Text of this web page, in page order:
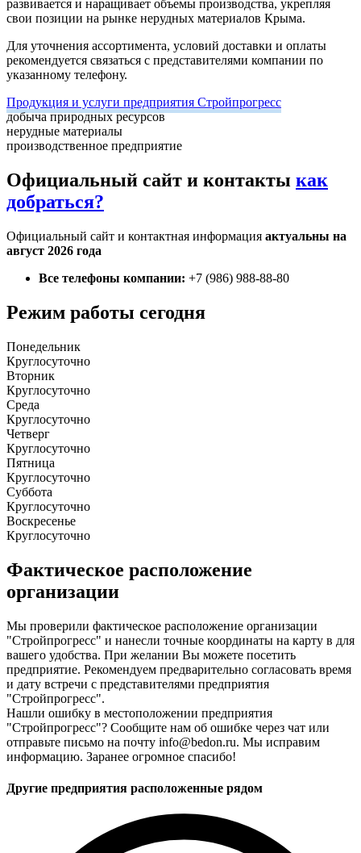
развивается и наращивает объемы производства, укрепляя
свои позиции на рынке нерудных материалов Крыма.
Для уточнения ассортимента, условий доставки и оплаты
рекомендуется связаться с представителями компании по
указанному телефону.
Продукция и услуги предприятия Стройпрогресс
добыча природных ресурсов
нерудные материалы
производственное предприятие
Официальный сайт и контакты как
добраться?
Официальный сайт и контактная информация актуальны на
август 2026 года
Все телефоны компании: +7 (986) 988-88-80
Режим работы сегодня
Понедельник
Круглосуточно
Вторник
Круглосуточно
Среда
Круглосуточно
Четверг
Круглосуточно
Пятница
Круглосуточно
Суббота
Круглосуточно
Воскресенье
Круглосуточно
Фактическое расположение
организации
Мы проверили фактическое расположение организации
"Стройпрогресс" и нанесли точные координаты на карту в для
вашего удобства. При желании Вы можете посетить
предприятие. Рекомендуем предварительно согласовать время
и дату встречи с представителями предприятия
"Стройпрогресс".
Нашли ошибку в местоположении предприятия
"Стройпрогресс"? Сообщите нам об ошибке через чат или
отправьте письмо на почту info@bedon.ru. Мы исправим
информацию. Заранее огромное спасибо!
Другие предприятия расположенные рядом